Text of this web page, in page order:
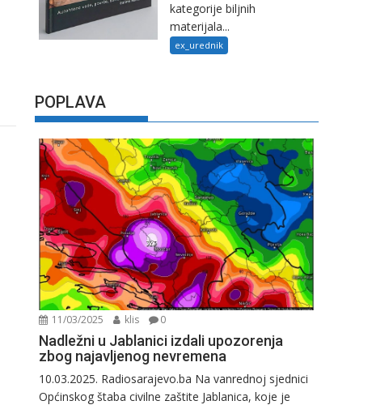
kategorije biljnih
materijala...
ex_urednik
POPLAVA
11/03/2025 klis 0
Nadležni u Jablanici izdali upozorenja
zbog najavljenog nevremena
10.03.2025. Radiosarajevo.ba Na vanrednoj sjednici
Općinskog štaba civilne zaštite Jablanica, koje je